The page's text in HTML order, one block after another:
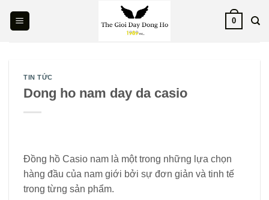
0
TIN TỨC
Dong ho nam day da casio
Đồng hồ Casio nam là một trong những lựa chọn
hàng đầu của nam giới bởi sự đơn giản và tinh tế
trong từng sản phẩm.